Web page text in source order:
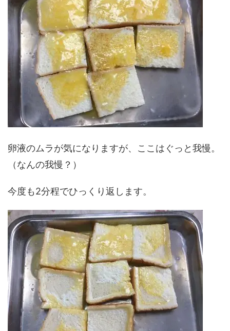
卵液のムラが気になりますが、ここはぐっと我慢。
（なんの我慢？）
今度も2分程でひっくり返します。